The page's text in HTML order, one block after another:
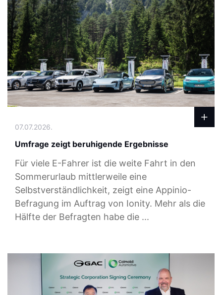
07.07.2026.
Umfrage zeigt beruhigende Ergebnisse
Für viele E-Fahrer ist die weite Fahrt in den
Sommerurlaub mittlerweile eine
Selbstverständlichkeit, zeigt eine Appinio-
Befragung im Auftrag von Ionity. Mehr als die
Hälfte der Befragten habe die ...